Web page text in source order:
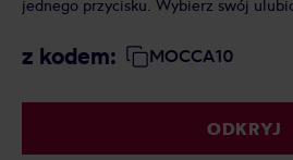
dodatek do popołudniowej kawy.BARÚ
z kodem: BARU20
ZOBACZ